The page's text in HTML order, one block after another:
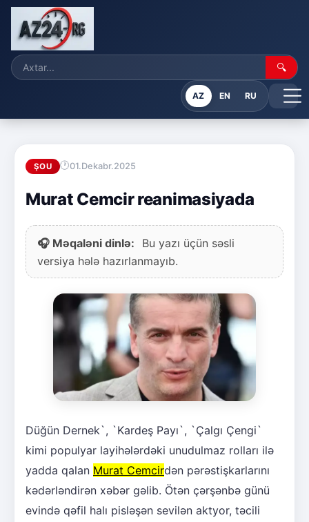
🔍
AZ EN RU
ŞOU 01.Dekabr.2025
Murat Cemcir reanimasiyada
🎧 Məqaləni dinlə:
Bu yazı üçün səsli
versiya hələ hazırlanmayıb.
Düğün Dernek`, `Kardeş Payı`, `Çalgı Çengi`
kimi populyar layihələrdəki unudulmaz rolları ilə
yadda qalan Murat Cemcirdən pərəstişkarlarını
kədərləndirən xəbər gəlib. Ötən çərşənbə günü
evində qəfil halı pisləşən sevilən aktyor, təcili